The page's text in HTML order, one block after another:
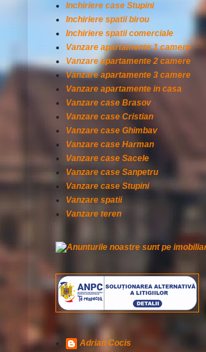
Inchiriere case Stupini
Inchiriere spatii birou
Inchiriere spatii comerciale
Vanzare apartamente 1 camere
Vanzare apartamente 2 camere
Vanzare apartamente 3 camere
Vanzare apartamente in casa
Vanzare case Brasov
Vanzare case Cristian
Vanzare case Ghimbav
Vanzare case Harman
Vanzare case Sacele
Vanzare case Sanpetru
Vanzare case Stupini
Vanzare spatii
Vanzare teren
Adrian Cocis